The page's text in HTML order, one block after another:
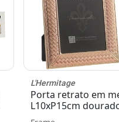
L'Hermitage
Porta retrato em
L10xP15cm